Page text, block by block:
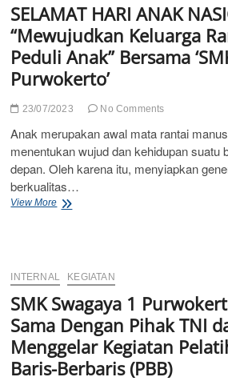
SELAMAT HARI ANAK
“Mewujudkan Keluarga
Peduli Anak” Bersama
Purwokerto’
23/07/2023 No Comments
Anak merupakan awal mata rantai
menentukan wujud dan kehidupan suatu
depan. Oleh karena itu, menyiapkan
berkualitas…
View MoreSELAMAT
Keluarga
Ramah
dan
Peduli
Anak”
Bersama
‘SMK
SWAGAYA
INTERNAL KEGIATAN
SMK Swagaya 1
Sama Dengan Pihak TNI
Menggelar Kegiatan
Baris-Berbaris (PBB)